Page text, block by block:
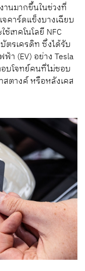
นมากขึ้นในช่วงที่
คาร์ดแข็งบางเฉียบ
เทคโนโลยี NFC
ตรเครดิท ซึ่งได้รับ
า (EV) อย่าง Tesla
บโจทย์คนที่ไม่ชอบ
ตางค์ หรือหลังเคส